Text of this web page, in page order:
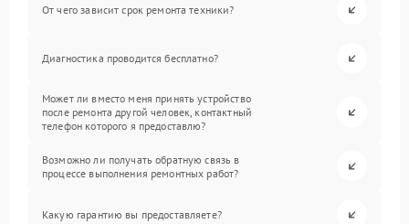
От чего зависит срок ремонта техники?
Диагностика проводится бесплатно?
Может ли вместо меня принять устройство
после ремонта другой человек, контактный
телефон которого я предоставлю?
Возможно ли получать обратную связь в
процессе выполнения ремонтных работ?
Какую гарантию вы предоставляете?